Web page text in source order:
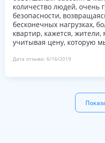
количество людей, очень
безопасности,
бесконечных нагрузках,
квартир, кажется,
учитывая цену, которую
Дата отзыва: 6/16/2019